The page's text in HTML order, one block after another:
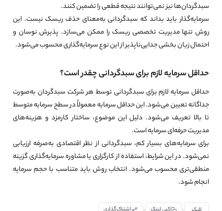
سبدگردان‌ها نیز نمی‌توانند نتیجه قطعی را تضمین کنند.
سرمایه‌گذار باید بداند که سبدگردانی به‌معنای حذف ریسک نیست. این
روش تنها مدیریت تخصصی ریسک را ممکن می‌سازد. پذیرش نوسان و
احتمال زیان بخشی جدایی‌ناپذیر از این نوع سرمایه‌گذاری محسوب می‌شود.
حداقل سرمایه لازم برای سبدگردانی چقدر است؟
حداقل سرمایه لازم برای سبدگردانی توسط هر شرکت سبدگردان به‌صورت
جداگانه تعیین می‌شود. این حداقل سرمایه معمولاً در سطح سرمایه متوسط
تا بالا تعریف می‌شود. دلیل این موضوع، ساختار کارمزد و هزینه‌های
مدیریت حرفه‌ای سرمایه است.
برای سرمایه‌های بسیار کم، سبدگردانی از نظر اقتصادی به‌صرفه ارزیابی
نمی‌شود. در این شرایط، استفاده از کارگزاری یا مشاوره سرمایه‌گذاری گزینه
منطقی‌تری محسوب می‌شود. انتخاب روش باید متناسب با حجم سرمایه
انجام شود.